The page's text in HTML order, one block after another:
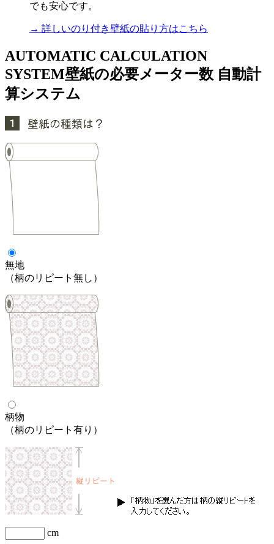
でも安心です。
→ 詳しいのり付き壁紙の貼り方はこちら
AUTOMATIC CALCULATION
SYSTEM壁紙の必要メーター数 自動計
算システム
無地
（柄のリピート無し）
柄物
（柄のリピート有り）
cm